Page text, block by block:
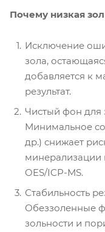
Почему низкая
Исключение
зола,
добавляется к
результат.
Чистый фон для
Минимальное
др.) снижает
минерализации
OES/ICP-MS.
Стабильность
Обеззоленные
зольности и